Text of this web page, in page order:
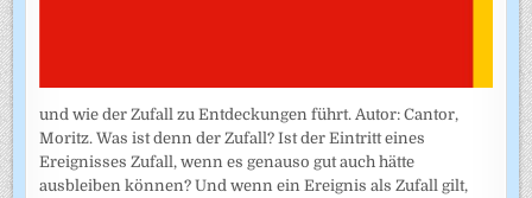
und wie der Zufall zu Entdeckungen führt. Autor: Cantor,
Moritz. Was ist denn der Zufall? Ist der Eintritt eines
Ereignisses Zufall, wenn es genauso gut auch hätte
ausbleiben können? Und wenn ein Ereignis als Zufall gilt,